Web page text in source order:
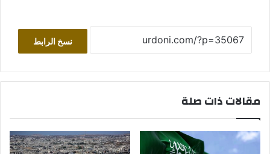
نسخ الرابط
مقالات ذات صلة